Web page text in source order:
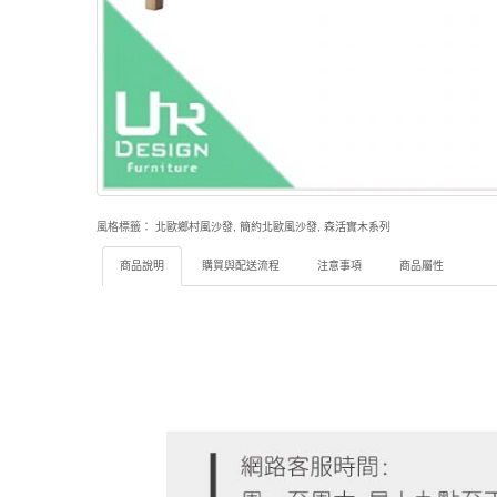
風格標籤： 北歐鄉村風沙發, 簡約北歐風沙發, 森活實木系列
商品說明 購買與配送流程 注意事項 商品屬性